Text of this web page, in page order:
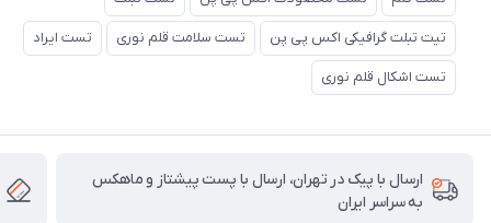
تیت تبلت گرافیکی اکس پی پن تست سلامت قلم نوری تست ایراد
تست اشکال قلم نوری
ارسال با پیک در تهران، ارسال با پست پیشتاز و ماهکس
به سراسر ایران